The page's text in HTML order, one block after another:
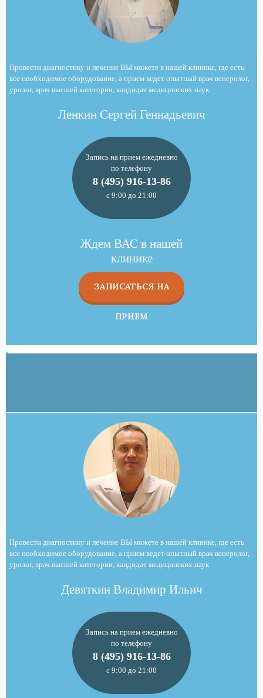
Провести диагностику и лечение ВЫ можете в нашей клинике, где есть
все необходимое оборудование, а прием ведет опытный врач венеролог,
уролог, врач высшей категории, кандидат медицинских наук
Ленкин Сергей Геннадьевич
Запись на прием ежедневно
по телефону
8 (495) 916-13-86
с 9:00 до 21:00
Ждем ВАС в нашей
клинике
ЗАПИСАТЬСЯ НА
ПРИЕМ
Провести диагностику и лечение ВЫ можете в нашей клинике, где есть
все необходимое оборудование, а прием ведет опытный врач венеролог,
уролог, врач высшей категории, кандидат медицинских наук
Девяткин Владимир Ильич
Запись на прием ежедневно
по телефону
8 (495) 916-13-86
с 9:00 до 21:00